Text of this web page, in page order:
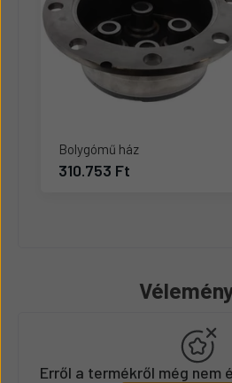
Bolygómű ház
310.753 Ft
Erről a termékről még nem